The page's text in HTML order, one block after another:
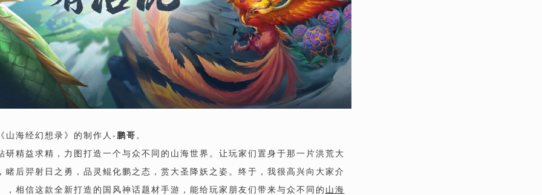
山海经幻想录》的制作人- 鹏哥 。
研精益求精，力图打造一个与众不同的山海世界。让玩家们置身于那一片洪荒大
睹后羿射日之勇，品灵鲲化鹏之态，赏大圣降妖之姿。终于，我很高兴向大家介
，相信这款全新打造的国风神话题材手游，能给玩家朋友们带来与众不同的 山海